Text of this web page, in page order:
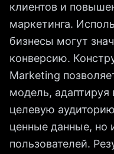
клиентов и
маркетинга.
бизнесы могут
конверсию.
Marketing
модель,
целевую
ценные данные, но
пользователей.